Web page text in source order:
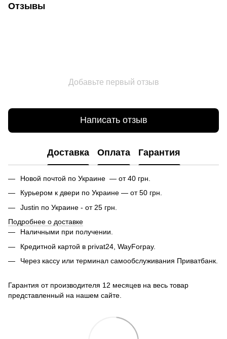
Отзывы
Добавьте первый отзыв
Написать отзыв
Доставка Оплата Гарантия
Новой почтой по Украине — от 40 грн.
Курьером к двери по Украине — от 50 грн.
Justin по Украине - от 25 грн.
Подробнее о доставке
Наличными при получении.
Кредитной картой в privat24, WayForpay.
Через кассу или терминал самообслуживания Приватбанк.
Гарантия от производителя 12 месяцев на весь товар
представленный на нашем сайте.